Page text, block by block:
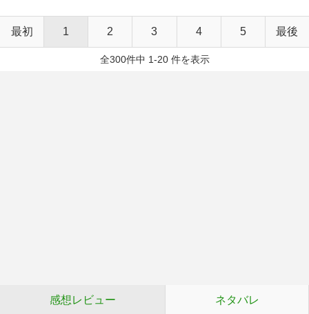
最初 1 2 3 4 5 最後
全300件中 1-20 件を表示
感想レビュー ネタバレ